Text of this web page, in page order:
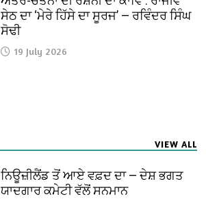
ਸੇਠ ਦਾ ‘ਮੇਰੇ ਹਿੱਸੇ ਦਾ ਸੂਰਜ’ — ਰਵਿੰਦਰ ਸਿੰਘ
ਸੋਢੀ
19 July 2026
VIEW ALL
ਨਿਊਜ਼ੀਲੈਂਡ ਤੋਂ ਆਏ ਵਫ਼ਦ ਦਾ — ਦੇਸ਼ ਭਗਤ
ਯਾਦਗਾਰ ਕਮੇਟੀ ਵੱਲੋਂ ਸਨਮਾਨ